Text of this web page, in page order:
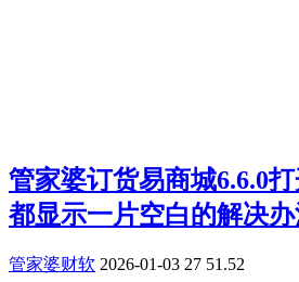
管家婆订货易商城6.6.0
都显示一片空白的解决
管家婆财软 2026-01-03 27 51.52